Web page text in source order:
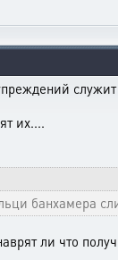
служит
их....
банхамера
ли что